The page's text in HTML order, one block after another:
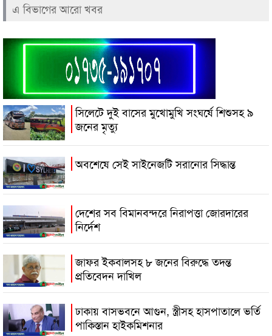
এ বিভাগের আরো খবর
সিলেটে দুই বাসের মুখোমুখি সংঘর্ষে শিশুসহ ৯
জনের মৃত্যু
অবশেষে সেই সাইনেজটি সরানোর সিদ্ধান্ত
দেশের সব বিমানবন্দরে নিরাপত্তা জোরদারের
নির্দেশ
জাফর ইকবালসহ ৮ জনের বিরুদ্ধে তদন্ত
প্রতিবেদন দাখিল
ঢাকায় বাসভবনে আগুন, স্ত্রীসহ হাসপাতালে ভর্তি
পাকিস্তান হাইকমিশনার